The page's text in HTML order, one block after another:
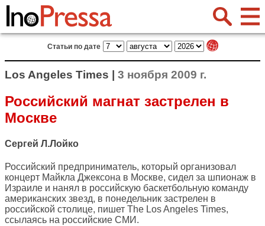
Статьи по дате
Los Angeles Times | 3 ноября 2009 г.
Российский магнат застрелен в
Москве
Сергей Л.Лойко
Российский предприниматель, который организовал
концерт Майкла Джексона в Москве, сидел за шпионаж в
Израиле и нанял в российскую баскетбольную команду
американских звезд, в понедельник застрелен в
российской столице, пишет The Los Angeles Times,
ссылаясь на российские СМИ.